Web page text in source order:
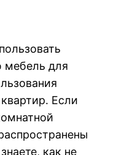
мебель для
Если
как не